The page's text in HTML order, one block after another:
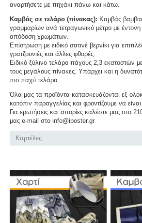
αναρτήσετε με πηχάκι πάνω και κάτω.
Καμβάς σε τελάρο (πίνακας): Καμβάς
γραμμαρίων ανά τετραγωνικό μέτρο με
απόδοση χρωμάτων.
Επίστρωση με ειδικό σατινέ βερνίκι για
γρατζουνιές και άλλες φθορές.
Ειδικό ξύλινο τελάρο πάχους 2,3 εκατοστών
τους μεγάλους πίνακες. Υπάρχει και η
πιο παχύ τελάρο.
Όλα μας τα προϊόντα κατασκευάζονται εξ
κατόπιν παραγγελίας και φροντίζουμε να
Για ερωτήσεις και απορίες καλέστε μας στο
μας e-mail στο info@iposter.gr
Καρτέλες